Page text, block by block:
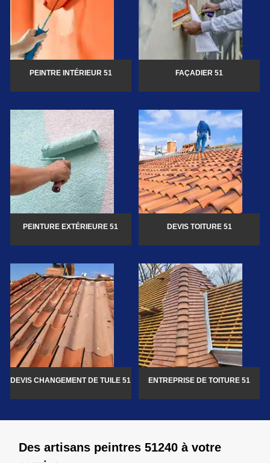
PEINTRE INTÉRIEUR 51 FAÇADIER 51
PEINTURE EXTÉRIEURE 51 DEVIS TOITURE 51
DEVIS CHANGEMENT DE TUILE 51 ENTREPRISE DE TOITURE 51
Des artisans peintres 51240 à votre